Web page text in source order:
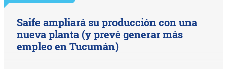
Saife ampliará su producción con una
nueva planta (y prevé generar más
empleo en Tucumán)